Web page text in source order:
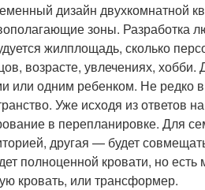
дизайн двухкомнатной
зоны. Разработка
жилплощадь, сколько
возрасте, увлечениях,
или одним ребенком. Не редко
Уже исходя из ответов
в перепланировке. Для
другая — будет
полноценной кровати, но
кровать, или трансформер.